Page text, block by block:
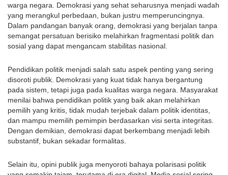
warga negara. Demokrasi yang sehat seharusnya menjadi wadah
yang merangkul perbedaan, bukan justru memperuncingnya.
Dalam pandangan banyak orang, demokrasi yang berjalan tanpa
semangat persatuan berisiko melahirkan fragmentasi politik dan
sosial yang dapat mengancam stabilitas nasional.
Pendidikan politik menjadi salah satu aspek penting yang sering
disoroti publik. Demokrasi yang kuat tidak hanya bergantung
pada sistem, tetapi juga pada kualitas warga negara. Masyarakat
menilai bahwa pendidikan politik yang baik akan melahirkan
pemilih yang kritis, tidak mudah terjebak dalam politik identitas,
dan mampu memilih pemimpin berdasarkan visi serta integritas.
Dengan demikian, demokrasi dapat berkembang menjadi lebih
substantif, bukan sekadar formalitas.
Selain itu, opini publik juga menyoroti bahaya polarisasi politik